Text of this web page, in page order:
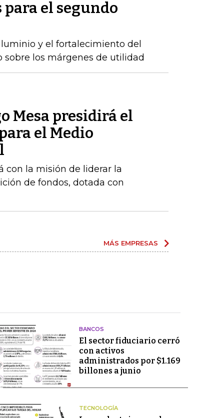
el segundo
y el fortalecimiento del
los márgenes de utilidad
Mesa presidirá el
el Medio
con la misión de liderar la
de fondos, dotada con
MÁS EMPRESAS
BANCOS
El sector fiduciario cerró
con activos
administrados por $1.169
billones a junio
TECNOLOGÍA